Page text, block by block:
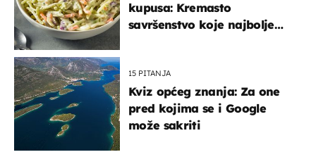
kupusa: Kremasto
savršenstvo koje najbolje
15 PITANJA
Kviz općeg znanja: Za one
pred kojima se i Google
može sakriti